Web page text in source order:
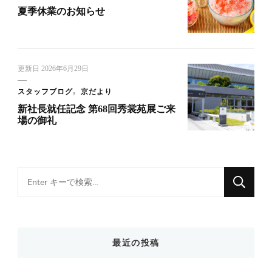
夏季休業のお知らせ
更新日 2026年6月29日
スタッフブログ 京だより
新社長就任記念 第68回秀裳苑展ご来
場の御礼
for
最近の投稿